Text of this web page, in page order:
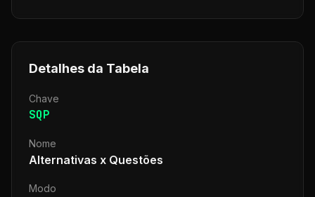
Detalhes da Tabela
Chave
SQP
Nome
Alternativas x Questões
Modo